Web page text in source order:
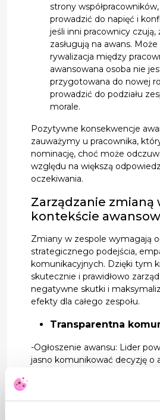
strony
prowadzić do napięć i
jeśli inni pracownicy czują,
zasługują na awans.
rywalizacja między
awansowana osoba nie
przygotowana do nowej
prowadzić do podziału
morale.
Pozytywne konsekwencje
zauważymy u pracownika,
nominację, choć może
względu na większą
oczekiwania.
Zarządzanie zmianą
kontekście
Zmiany w zespole wymagają
strategicznego podejścia,
komunikacyjnych. Dzięki tym
skutecznie i prawidłowo
negatywne skutki i
efekty dla całego zespołu.
Transparentna
-Ogłoszenie awansu: Lider
jasno komunikować decyzję o
do niej doprowadził. Ważne